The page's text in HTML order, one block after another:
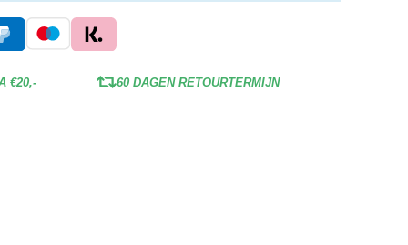
€20,- 60 DAGEN RETOURTERMIJN